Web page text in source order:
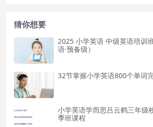
猜你想要
2025 小学英语 中级英语培训
语·预备级）
32节掌握小学英语800个单词
小学英语学而思吕云鹤三年级
季班课程